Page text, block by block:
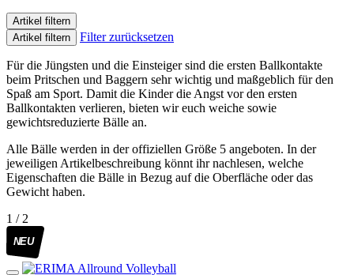
Artikel filtern
Artikel filtern
Filter zurücksetzen
Für die Jüngsten und die Einsteiger sind die ersten Ballkontakte
beim Pritschen und Baggern sehr wichtig und maßgeblich für den
Spaß am Sport. Damit die Kinder die Angst vor den ersten
Ballkontakten verlieren, bieten wir euch weiche sowie
gewichtsreduzierte Bälle an.
Alle Bälle werden in der offiziellen Größe 5 angeboten. In der
jeweiligen Artikelbeschreibung könnt ihr nachlesen, welche
Eigenschaften die Bälle in Bezug auf die Oberfläche oder das
Gewicht haben.
1 / 2
NEU